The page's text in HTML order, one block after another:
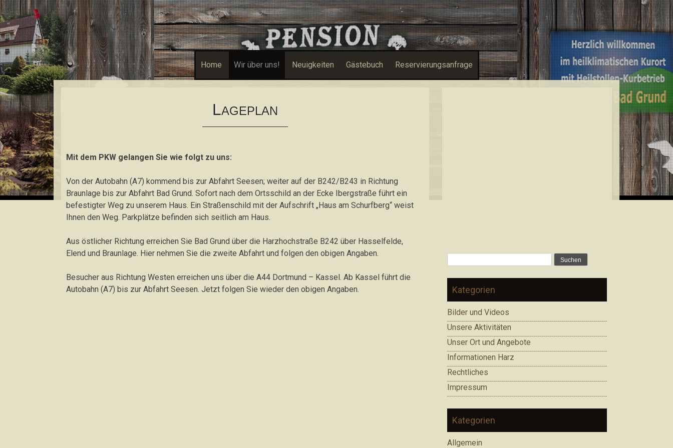
Herzlich Willkommen
Pension Haus am Schurfberg
Home Wir über uns! Neuigkeiten Gästebuch Reservierungsanfrage
LAGEPLAN
Mit dem PKW gelangen Sie wie folgt zu uns:
Von der Autobahn (A7) kommend bis zur Abfahrt Seesen; weiter auf der B242/B243 in Richtung
Braunlage bis zur Abfahrt Bad Grund. Sofort nach dem Ortsschild an der Ecke Ibergstraße führt ein
befestigter Weg zu unserem Haus. Ein Straßenschild mit der Aufschrift „Haus am Schurfberg“ weist
Ihnen den Weg. Parkplätze befinden sich seitlich am Haus.
Aus östlicher Richtung erreichen Sie Bad Grund über die Harzhochstraße B242 über Hasselfelde,
Elend und Braunlage. Hier nehmen Sie die zweite Abfahrt und folgen den obigen Angaben.
Besucher aus Richtung Westen erreichen uns über die A44 Dortmund – Kassel. Ab Kassel führt die
Autobahn (A7) bis zur Abfahrt Seesen. Jetzt folgen Sie wieder den obigen Angaben.
Kategorien
Bilder und Videos
Unsere Aktivitäten
Unser Ort und Angebote
Informationen Harz
Rechtliches
Impressum
Kategorien
Allgemein